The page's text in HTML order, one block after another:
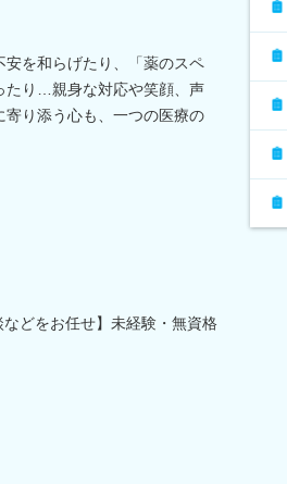
を和らげたり、「薬のスペ
たり…親身な対応や笑顔、声
り添う心も、一つの医療の
どをお任せ】未経験・無資格